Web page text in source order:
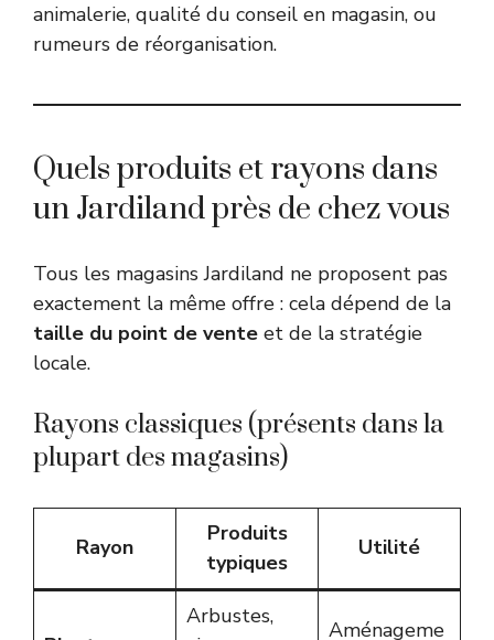
animalerie, qualité du conseil en magasin, ou
rumeurs de réorganisation.
Quels produits et rayons dans
un Jardiland près de chez vous
Tous les magasins Jardiland ne proposent pas
exactement la même offre : cela dépend de la
taille du point de vente et de la stratégie
locale.
Rayons classiques (présents dans la
plupart des magasins)
Rayon
Produits
typiques
Utilité
Arbustes,
Aménageme